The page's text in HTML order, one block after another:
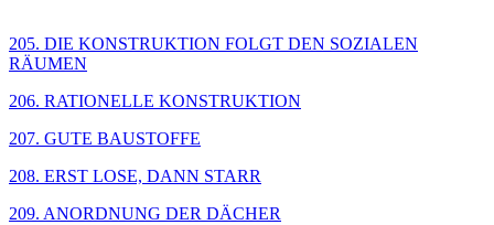
205. DIE KONSTRUKTION FOLGT DEN SOZIALEN
RÄUMEN
206. RATIONELLE KONSTRUKTION
207. GUTE BAUSTOFFE
208. ERST LOSE, DANN STARR
209. ANORDNUNG DER DÄCHER